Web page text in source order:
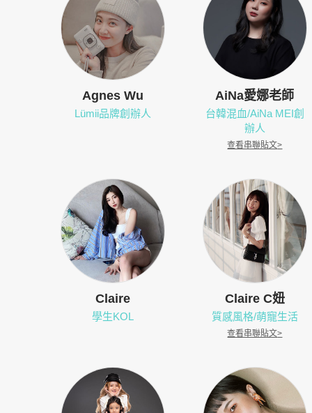
Agnes Wu
Lümii品牌創辦人
AiNa愛娜老師
台韓混血/AiNa MEI創
辦人
查看串聯貼文>
Claire
學生KOL
Claire C妞
質感風格/萌寵生活
查看串聯貼文>